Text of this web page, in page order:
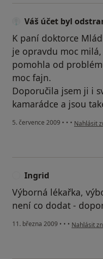
Váš účet byl
K paní doktorce
je opravdu moc
pomohla od
moc fajn.
Doporučila jsem ji i
kamarádce a jsou
5. července 2009 • • • podle
Nahlásit
Ingrid
Výborná lékařka,
není co dodat -
11. března 2009 • • • podle
Nahlásit